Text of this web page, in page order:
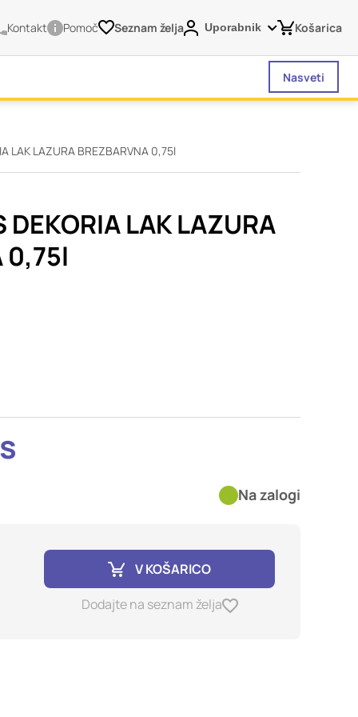
Kontakt Pomoč Seznam želja Uporabnik Košarica
Nasveti
LAK LAZURA BREZBARVNA 0,75l
DEKORIA LAK LAZURA
0,75l
Na zalogi
V KOŠARICO
Dodajte na seznam želja
brskalnika,
običajno ne
uporabniško
si ogledate več
na vašo uporabo
Običajno
nastavitev
te piškotke ali
delovanja
in
so združeni in
mesto.
lahko uporabljajo za